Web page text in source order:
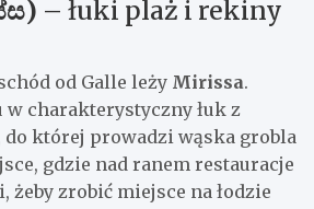
– łuki plaż i rekiny
od Galle leży Mirissa.
w charakterystyczny łuk z
której prowadzi wąska grobla
gdzie nad ranem restauracje
zrobić miejsce na łodzie